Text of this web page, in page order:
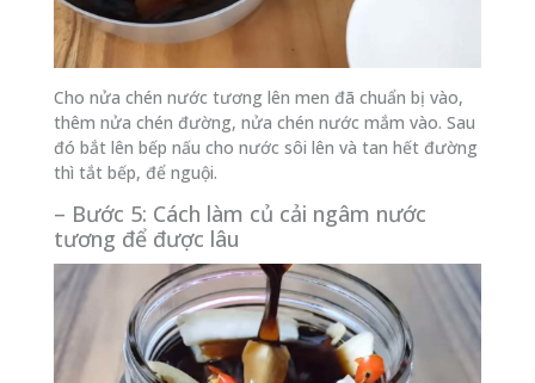
Cho nửa chén nước tương lên men đã chuẩn bị vào,
thêm nửa chén đường, nửa chén nước mắm vào. Sau
đó bắt lên bếp nấu cho nước sôi lên và tan hết đường
thì tắt bếp, để nguội.
– Bước 5: Cách làm củ cải ngâm nước
tương để được lâu